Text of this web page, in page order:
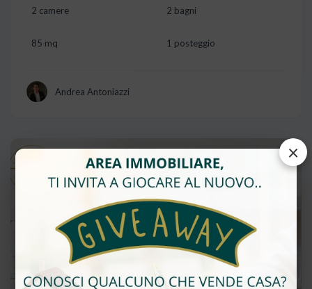
2 camere 2 bagni
85 mq 1 posteggio
Andrea Antoniazzi
×